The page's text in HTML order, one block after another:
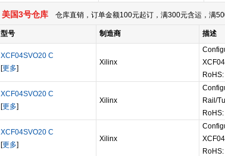
美国3号仓库 仓库直销，订单金额100元起订，满300元含运，满
型号 制造商 描述
XCF04SVO20 C
[更多]
Xilinx
XCF04SVO20 C
[更多]
Xilinx
Rail/
XCF04SVO20 C
[更多]
Xilinx